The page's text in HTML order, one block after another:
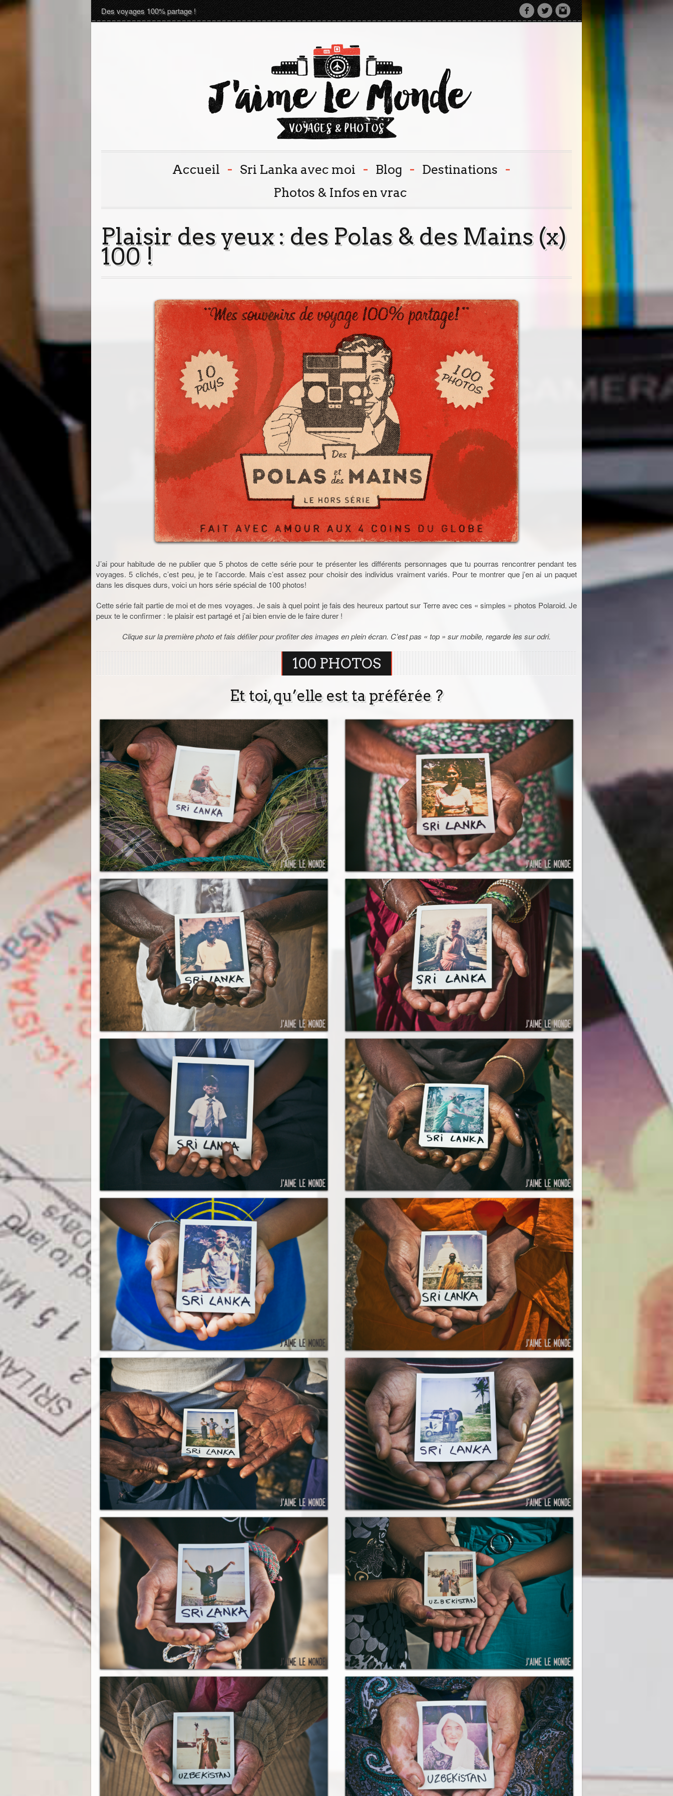
Des voyages 100% partage !
Accueil - Sri Lanka avec moi - Blog - Destinations -
Photos & Infos en vrac
Plaisir des yeux : des Polas & des Mains (x)
100 !
J’ai pour habitude de ne publier que 5 photos de cette série pour te présenter les différents personnages que tu pourras rencontrer pendant tes
voyages. 5 clichés, c’est peu, je te l’accorde. Mais c’est assez pour choisir des individus vraiment variés. Pour te montrer que j’en ai un paquet
dans les disques durs, voici un hors série spécial de 100 photos!
Cette série fait partie de moi et de mes voyages. Je sais à quel point je fais des heureux partout sur Terre avec ces « simples » photos Polaroid. Je
peux te le confirmer : le plaisir est partagé et j’ai bien envie de le faire durer !
Clique sur la première photo et fais défiler pour profiter des images en plein écran. C’est pas « top » sur mobile, regarde les sur odri.
100 PHOTOS
Et toi, qu’elle est ta préférée ?